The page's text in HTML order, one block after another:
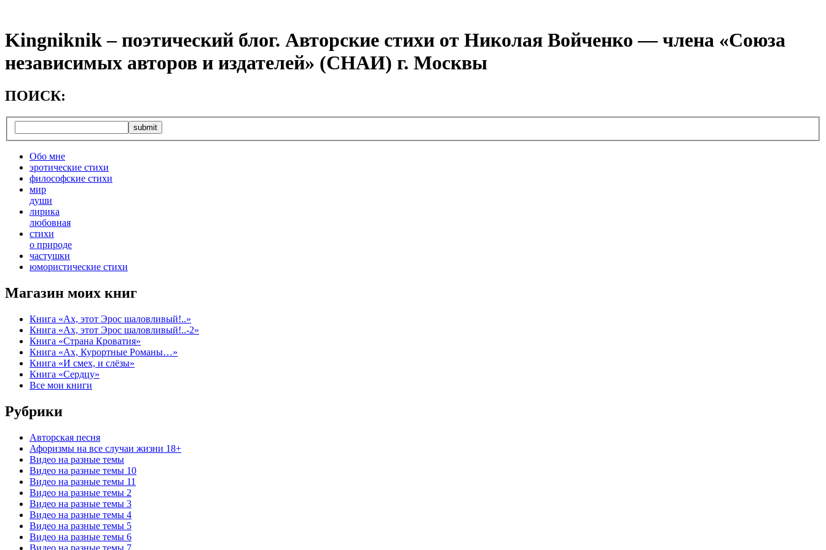
Kingniknik – поэтический блог. Авторские стихи от Николая Войченко — члена «Союза
независимых авторов и издателей» (СНАИ) г. Москвы
ПОИСК:
Обо мне
эротические стихи
философские стихи
мир
души
лирика
любовная
cтихи
о природе
частушки
юмористические стихи
Магазин моих книг
Книга «Ах, этот Эрос шаловливый!..»
Книга «Ах, этот Эрос шаловливый!..-2»
Книга «Страна Кроватия»
Книга «Ах, Курортные Романы…»
Книга «И смех, и слёзы»
Книга «Сердцу»
Все мои книги
Рубрики
Авторская песня
Афоризмы на все случаи жизни 18+
Видео на разные темы
Видео на разные темы 10
Видео на разные темы 11
Видео на разные темы 2
Видео на разные темы 3
Видео на разные темы 4
Видео на разные темы 5
Видео на разные темы 6
Видео на разные темы 7